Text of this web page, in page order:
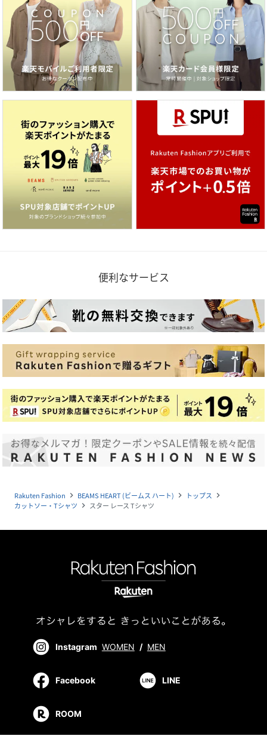
便利なサービス
Rakuten Fashion navigate_next BEAMS HEART (ビームス ハート) navigate_next トップス navigate_next
カットソー・Tシャツ navigate_next スター レース Tシャツ
Instagram WOMEN / MEN
Facebook LINE
ROOM